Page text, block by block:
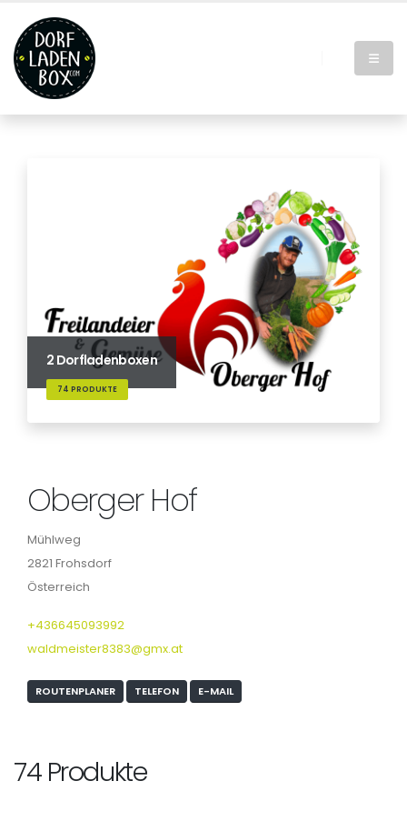
2 Dorfladenboxen
74 PRODUKTE
Oberger Hof
Mühlweg
2821 Frohsdorf
Österreich
+436645093992
waldmeister8383@gmx.at
ROUTENPLANER TELEFON E-MAIL
74 Produkte